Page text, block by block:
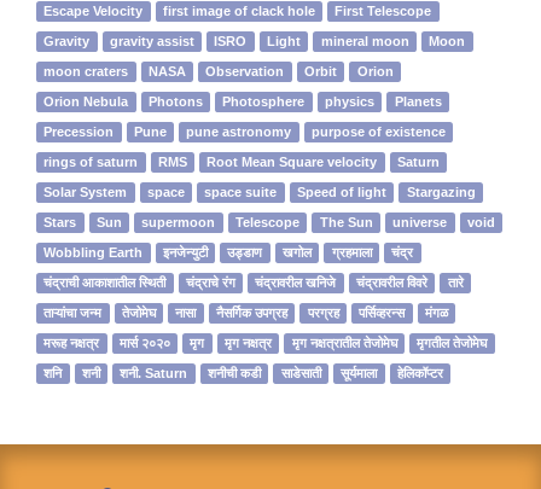
Escape Velocity first image of clack hole First Telescope
Gravity gravity assist ISRO Light mineral moon Moon
moon craters NASA Observation Orbit Orion
Orion Nebula Photons Photosphere physics Planets
Precession Pune pune astronomy purpose of existence
rings of saturn RMS Root Mean Square velocity Saturn
Solar System space space suite Speed of light Stargazing
Stars Sun supermoon Telescope The Sun universe void
Wobbling Earth इनजेन्‍युटी उड्डाण खगोल ग्रहमाला चंद्र
चंद्राची आकाशातील स्थिती चंद्राचे रंग चंद्रावरील खनिजे चंद्रावरील विवरे तारे
ताऱ्यांचा जन्म तेजोमेघ नासा नैसर्गिक उपग्रह परग्रह पर्सिव्हरन्स मंगळ
मरूह नक्षत्र मार्स २०२० मृग मृग नक्षत्र मृग नक्षत्रातील तेजोमेघ मृगतील तेजोमेघ
शनि शनी शनी. Saturn शनीची कडी साडेसाती सूर्यमाला हेलिकॉप्टर